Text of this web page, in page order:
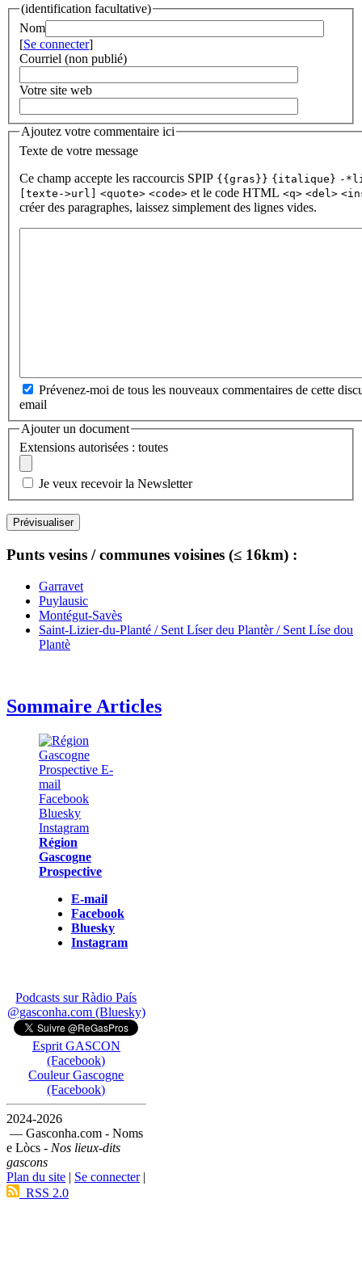
(identification facultative)
Nom
[Se connecter]
Courriel (non publié)
Votre site web
Ajoutez votre commentaire ici
Texte de votre message
Ce champ accepte les raccourcis SPIP {{gras}} {italique} -
[texte->url] <quote> <code> et le code HTML <q> <del>
créer des paragraphes, laissez simplement des lignes vides.
Prévenez-moi de tous les nouveaux commentaires de cette
email
Ajouter un document
Extensions autorisées : toutes
Je veux recevoir la Newsletter
Punts vesins / communes voisines (≤ 16km) :
Garravet
Puylausic
Montégut-Savès
Saint-Lizier-du-Planté / Sent Líser deu Plantèr / Sent Líse dou
Plantè
Sommaire Articles
Région
Gascogne
Prospective
E-mail
Facebook
Bluesky
Instagram
Podcasts sur Ràdio País
@gasconha.com (Bluesky)
Esprit GASCON
(Facebook)
Couleur Gascogne
(Facebook)
2024-2026
— Gasconha.com - Noms
e Lòcs - Nos lieux-dits
gascons
Plan du site | Se connecter|
RSS 2.0